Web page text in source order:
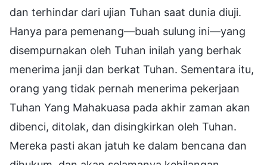
dan terhindar dari ujian Tuhan saat dunia diuji.
Hanya para pemenang—buah sulung ini—yang
disempurnakan oleh Tuhan inilah yang berhak
menerima janji dan berkat Tuhan. Sementara itu,
orang yang tidak pernah menerima pekerjaan
Tuhan Yang Mahakuasa pada akhir zaman akan
dibenci, ditolak, dan disingkirkan oleh Tuhan.
Mereka pasti akan jatuh ke dalam bencana dan